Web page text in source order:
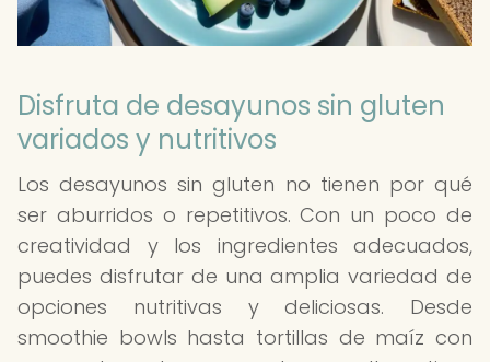
Disfruta de desayunos sin gluten
variados y nutritivos
Los desayunos sin gluten no tienen por qué
ser aburridos o repetitivos. Con un poco de
creatividad y los ingredientes adecuados,
puedes disfrutar de una amplia variedad de
opciones nutritivas y deliciosas. Desde
smoothie bowls hasta tortillas de maíz con